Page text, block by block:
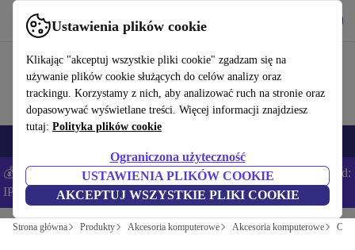
Ustawienia plików cookie
Klikając "akceptuj wszystkie pliki cookie" zgadzam się na
używanie plików cookie służących do celów analizy oraz
trackingu. Korzystamy z nich, aby analizować ruch na stronie oraz
dopasowywać wyświetlane treści. Więcej informacji znajdziesz
tutaj: Polityka plików cookie
Ograniczona użyteczność
USTAWIENIA PLIKÓW COOKIE
AKCEPTUJ WSZYSTKIE PLIKI COOKIE
Korzystaj z refurbed szybko i łatwo
💰Zaoszczędź DODATKOWE 5% na wszystkich iPhone’ach – Kod:
IPHONEDEAL –Regulamin
Strona główna Produkty Akcesoria komputerowe Akcesoria komputerowe